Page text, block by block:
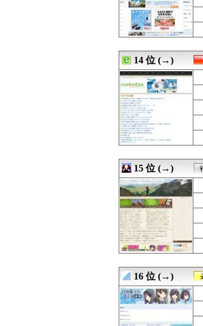
08/07 02:34
08/07 02:34
08/07 02:34
08/07 02:30
08/07 02:30
08/07 02:30
08/07 02:27
08/07 02:25
08/07 02:17
08/07 02:15
08/07 02:15
08/07 02:15
08/07 02:12
08/07 02:11
08/07 02:07
14 位 (→)
15 位 (→)
16 位 (→)